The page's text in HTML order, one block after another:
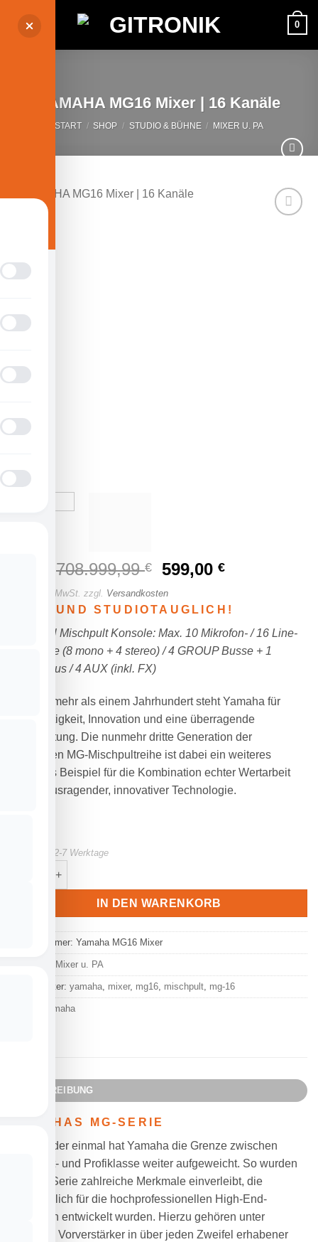
Inhalt
0
YAMAHA MG16 Mixer | 16 Kanäle
START / SHOP / STUDIO & BÜHNE / MIXER U. PA
708.999,99€
Ursprünglicher
war:
599,00€
ist:
inkl. 19 % MwSt. zzgl. Versandkosten
LIVE- UND STUDIOTAUGLICH!
16-Kanal Mischpult Konsole: Max. 10 Mikrofon- / 16 Line-
Eingänge (8 mono + 4 stereo) / 4 GROUP Busse + 1
Stereo Bus / 4 AUX (inkl. FX)
Seit nunmehr als einem Jahrhundert steht Yamaha für
Kunstfertigkeit, Innovation und eine überragende
Verarbeitung. Die nunmehr dritte Generation der
bewährten MG-Mischpultreihe ist dabei ein weiteres
perfektes Beispiel für die Kombination echter Wertarbeit
mit herausragender, innovativer Technologie.
2-7 Werktage
IN DEN WARENKORB
Artikelnummer: Yamaha MG16 Mixer
Mixer u. PA
Schlagwörter: yamaha, mixer, mg16, mischpult, mg-16
Yamaha
BESCHREIBUNG
YAMAHAS MG-SERIE
Und wieder einmal hat Yamaha die Grenze zwischen
Kompakt- und Profiklasse weiter aufgeweicht. So wurden
der MG-Serie zahlreiche Merkmale einverleibt, die
ursprünglich für die hochprofessionellen High-End-
Konsolen entwickelt wurden. Hierzu gehören unter
anderem Vorverstärker in über jeden Zweifel erhabener